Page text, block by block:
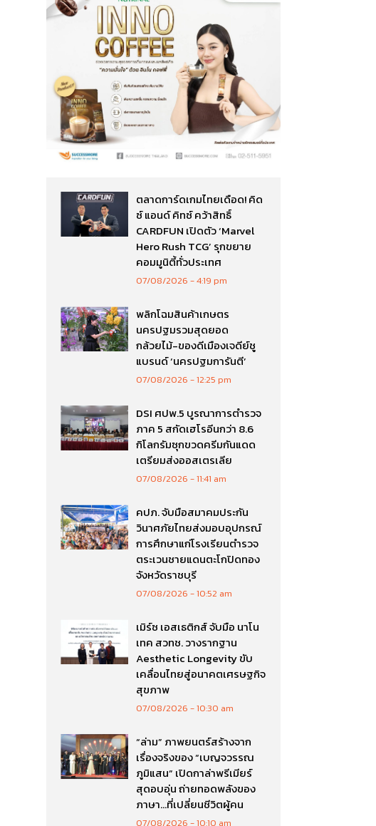
ตลาดการ์ดเกมไทยเดือด! คิด
ซ์ แอนด์ คิทซ์ คว้าสิทธิ์
CARDFUN เปิดตัว ‘Marvel
Hero Rush TCG’ รุกขยาย
คอมมูนิตี้ทั่วประเทศ
07/08/2026 4:19 pm
พลิกโฉมสินค้าเกษตร
นครปฐมรวมสุดยอด
กล้วยไม้-ของดีเมืองเจดีย์ชู
แบรนด์ ‘นครปฐมการันตี’
07/08/2026 12:25 pm
DSI ศปพ.5 บูรณาการตำรวจ
ภาค 5 สกัดเฮโรอีนกว่า 8.6
กิโลกรัมซุกขวดครีมกันแดด
เตรียมส่งออสเตรเลีย
07/08/2026 11:41 am
คปภ. จับมือสมาคมประกัน
วินาศภัยไทยส่งมอบอุปกรณ์
การศึกษาแก่โรงเรียนตำรวจ
ตระเวนชายแดนตะโกปิดทอง
จังหวัดราชบุรี
07/08/2026 10:52 am
เมิร์ซ เอสเธติกส์ จับมือ นาโน
เทค สวทช. วางรากฐาน
Aesthetic Longevity ขับ
เคลื่อนไทยสู่อนาคตเศรษฐกิจ
สุขภาพ
07/08/2026 10:30 am
“ล่าม” ภาพยนตร์สร้างจาก
เรื่องจริงของ “เบญจวรรณ
ภูมิแสน” เปิดกาล่าพรีเมียร์
สุดอบอุ่น ถ่ายทอดพลังของ
ภาษา…ที่เปลี่ยนชีวิตผู้คน
07/08/2026 10:10 am